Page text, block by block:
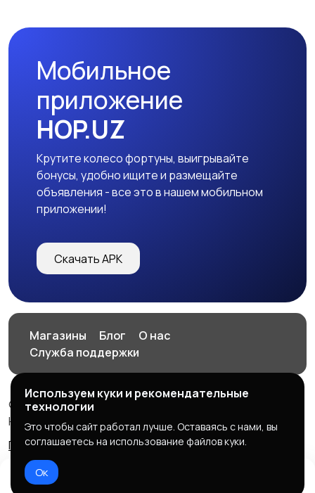
Мобильное
приложение
HOP.UZ
Крутите колесо фортуны, выигрывайте
бонусы, удобно ищите и размещайте
объявления - все это в нашем мобильном
приложении!
Скачать APK
Магазины Блог
О нас
Служба поддержки
© 2026 HOP.UZ
HOP.UZ
Правила сервиса
Политика конфиденциальности
Используем куки и рекомендательные
технологии
Это чтобы сайт работал лучше. Оставаясь с нами, вы
соглашаетесь на использование файлов куки.
Ок